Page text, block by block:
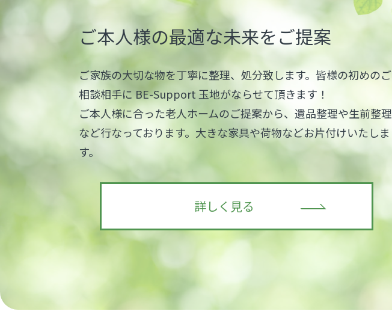
ご本人様の最適な未来をご提案
ご家族の大切な物を丁寧に整理、処分致します。皆様の初めのご
相談相手に BE-Support 玉地がならせて頂きます！
ご本人様に合った老人ホームのご提案から、遺品整理や生前整理
など行なっております。大きな家具や荷物などお片付けいたしま
す。
詳しく見る